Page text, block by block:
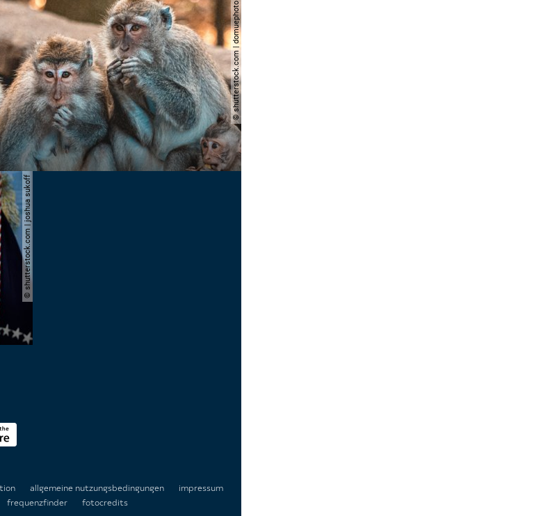
© shutterstock.com | domuephoto
© shutterstock.com | joshua sukoff
allgemeine nutzungsbedingungen
impressum
frequenzfinder fotocredits